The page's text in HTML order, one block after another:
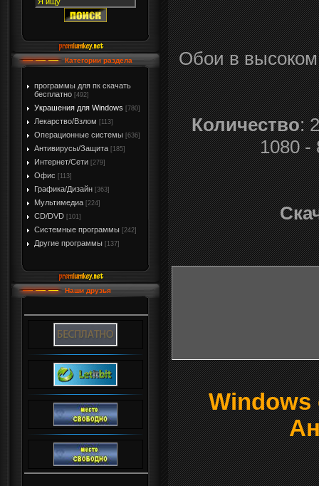
Категории раздела
программы для пк скачать
бесплатно [492]
Украшения для Windows [780]
Лекарство/Взлом [113]
Операционные системы [636]
Антивирусы/Защита [185]
Интернет/Сети [279]
Офис [113]
Графика/Дизайн [363]
Мультимедиа [224]
CD/DVD [101]
Системные программы [242]
Другие программы [137]
Наши друзья
Обои в
Количество:
1080 -
Windows